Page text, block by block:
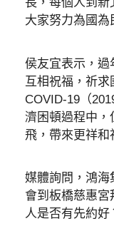
大家努力為國為
侯友宜表示，過
互相祝福，祈
COVID-19（
濟困頓過程中，
飛，帶來更祥和
媒體詢問，鴻海
會到板橋慈惠
人是否有先約好